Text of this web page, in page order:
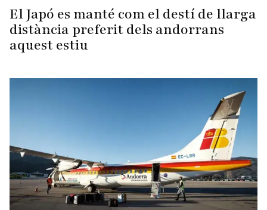
El Japó es manté com el destí de llarga
distància preferit dels andorrans
aquest estiu